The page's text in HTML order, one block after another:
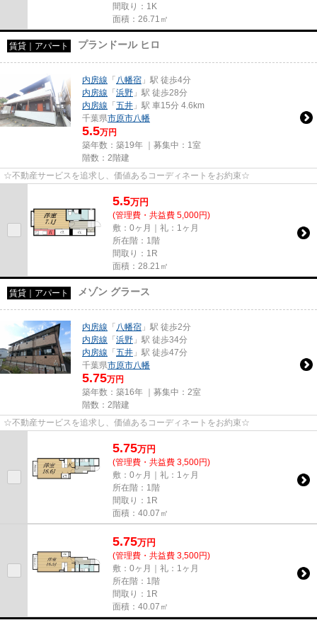
間取り：1K
面積：26.71㎡
賃貸｜アパート プランドール ヒロ
内房線 「 八幡宿 」駅 徒歩4分
内房線 「 浜野 」駅 徒歩28分
内房線 「 五井 」駅 車15分 4.6km
千葉県市原市八幡
5.5万円
築年数：築19年 ｜募集中： 1室
階数：2階建
☆不動産サービスを追求し、価値あるコーディネートをお約束☆
5.5万円
(管理費・共益費 5,000円)
敷：0ヶ月｜礼：1ヶ月
所在階：1階
間取り：1R
面積：28.21㎡
賃貸｜アパート メゾン グラース
内房線 「 八幡宿 」駅 徒歩2分
内房線 「 浜野 」駅 徒歩34分
内房線 「 五井 」駅 徒歩47分
千葉県市原市八幡
5.75万円
築年数：築16年 ｜募集中： 2室
階数：2階建
☆不動産サービスを追求し、価値あるコーディネートをお約束☆
5.75万円
(管理費・共益費 3,500円)
敷：0ヶ月｜礼：1ヶ月
所在階：1階
間取り：1R
面積：40.07㎡
5.75万円
(管理費・共益費 3,500円)
敷：0ヶ月｜礼：1ヶ月
所在階：1階
間取り：1R
面積：40.07㎡